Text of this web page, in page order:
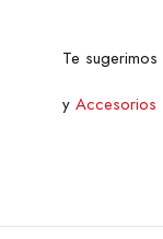
Te
y Accesorios